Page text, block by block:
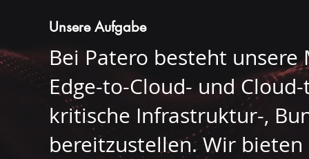
Unsere Aufgabe
Bei Patero besteht
Edge-to-Cloud- und
kritische Infrastruktur-,
bereitzustellen. Wir